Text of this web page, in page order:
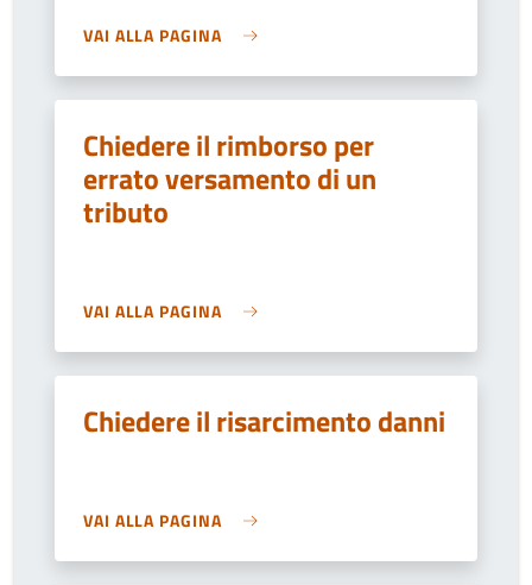
VAI ALLA PAGINA
Chiedere il rimborso per
errato versamento di un
tributo
VAI ALLA PAGINA
Chiedere il risarcimento danni
VAI ALLA PAGINA